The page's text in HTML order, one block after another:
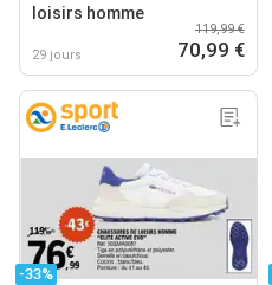
loisirs homme
29 jours
119,99 €
70,99 €
-33%